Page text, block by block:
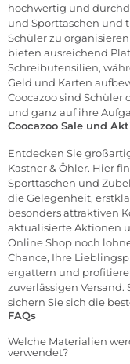
hochwertig und
und Sporttaschen und
Schüler zu
bieten ausreichend
Schreibutensilien,
Geld und Karten
Coocazoo sind
und ganz auf ihre
Coocazoo Sale und
Entdecken Sie
Kastner & Öhler. Hier
Sporttaschen und
die Gelegenheit,
besonders attraktiven
aktualisierte Aktionen
Online Shop noch
Chance, Ihre
ergattern und
zuverlässigen
sichern Sie sich die
FAQs
Welche Materialien
verwendet?